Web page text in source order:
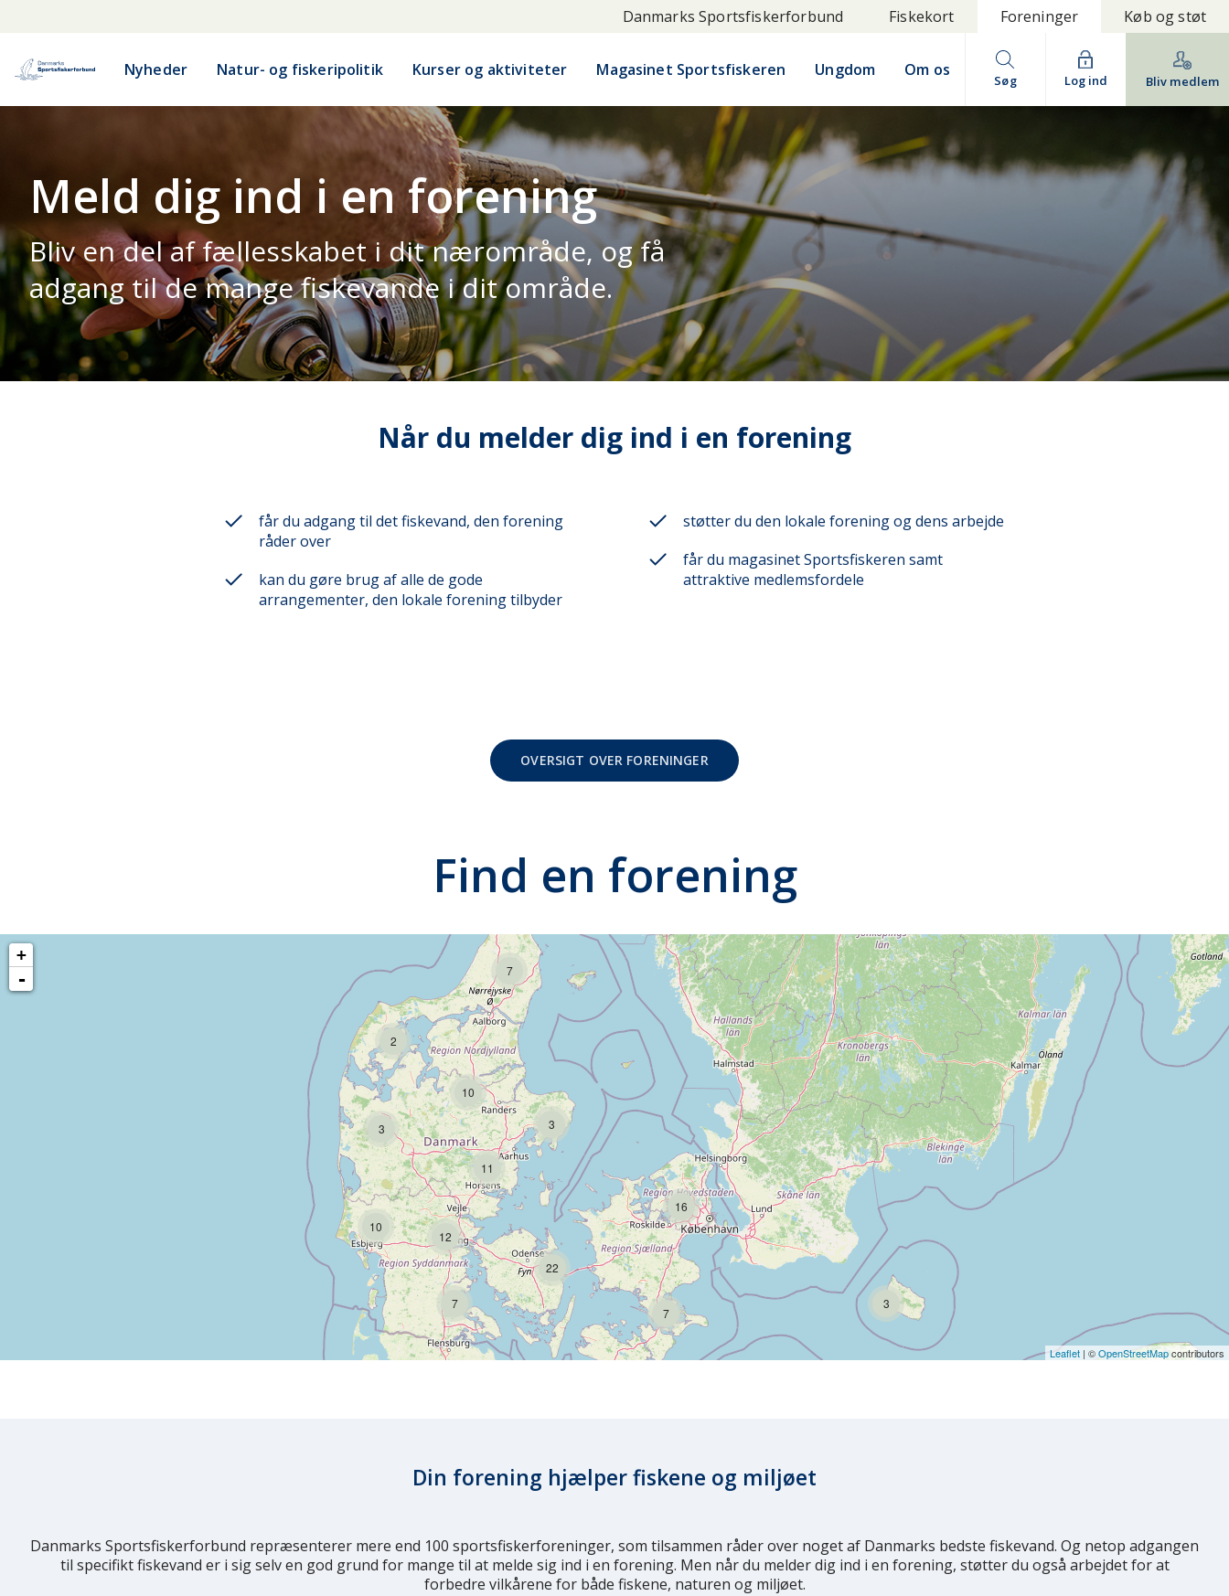
Danmarks Sportsfiskerforbund Fiskekort Foreninger Køb og støt
Nyheder Natur- og fiskeripolitik Kurser og aktiviteter Magasinet Sportsfiskeren Ungdom Om os
Søg Log ind Bliv medlem
Meld dig ind i en forening
Bliv en del af fællesskabet i dit nærområde, og få
adgang til de mange fiskevande i dit område.
Når du melder dig ind i en forening
får du adgang til det fiskevand, den forening
råder over
kan du gøre brug af alle de gode
arrangementer, den lokale forening tilbyder
støtter du den lokale forening og dens arbejde
får du magasinet Sportsfiskeren samt
attraktive medlemsfordele
OVERSIGT OVER FORENINGER
Find en forening
3
7
16
7
3
10
22
12
3
11
2
10
7
+
-
Leaflet | ©OpenStreetMapcontributors
Din forening hjælper fiskene og miljøet
Danmarks Sportsfiskerforbund repræsenterer mere end 100 sportsfiskerforeninger, som tilsammen råder over noget af Danmarks bedste fiskevand. Og netop adgangen
til specifikt fiskevand er i sig selv en god grund for mange til at melde sig ind i en forening. Men når du melder dig ind i en forening, støtter du også arbejdet for at
forbedre vilkårene for både fiskene, naturen og miljøet.